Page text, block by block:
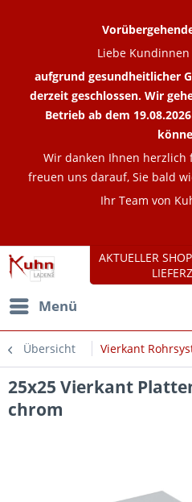
Menü
Übersicht Vierkant
25x25 Vierkant
chrom
AKTUELLER
Liebe
aufgrund gesundheitlicher
derzeit geschlossen. Wir
Betrieb ab dem
Wir danken Ihnen
freuen uns darauf, Sie bald
Ihr Team von